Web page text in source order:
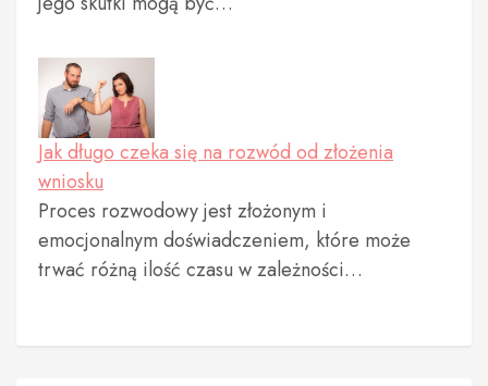
Jak długo czeka się na rozwód od złożenia
wniosku
Proces rozwodowy jest złożonym i
emocjonalnym doświadczeniem, które może
trwać różną ilość czasu w zależności…